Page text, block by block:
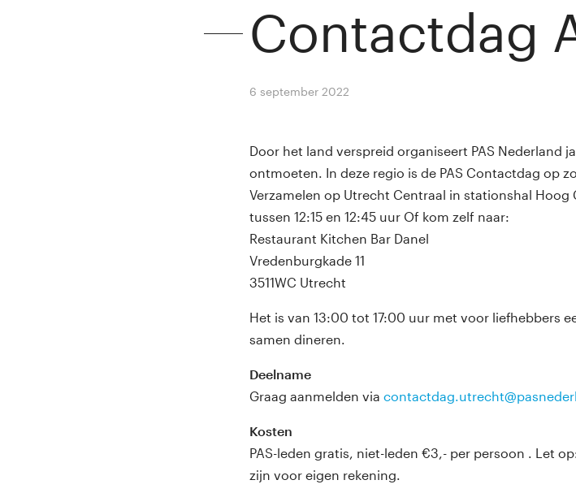
Contactdag
6 september 2022
Door het land verspreid organiseert PAS Nederland
ontmoeten. In deze regio is de PAS Contactdag op
Verzamelen op Utrecht Centraal in stationshal
tussen 12:15 en 12:45 uur Of kom zelf naar:
Restaurant Kitchen Bar Danel
Vredenburgkade 11
3511WC Utrecht
Het is van 13:00 tot 17:00 uur met voor liefhebbers
samen dineren.
Deelname
Graag aanmelden via
Kosten
PAS-leden gratis, niet-leden €3,- per persoon . Let
zijn voor eigen rekening.